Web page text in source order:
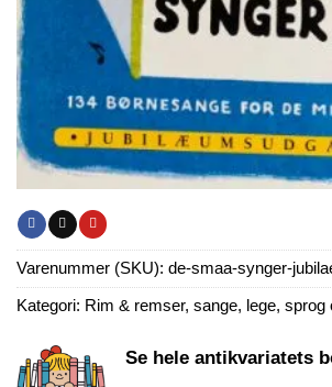
Varenummer (SKU): de-smaa-synger-
Kategori: Rim & remser, sange, lege, sprog
Se hele antikvariatets